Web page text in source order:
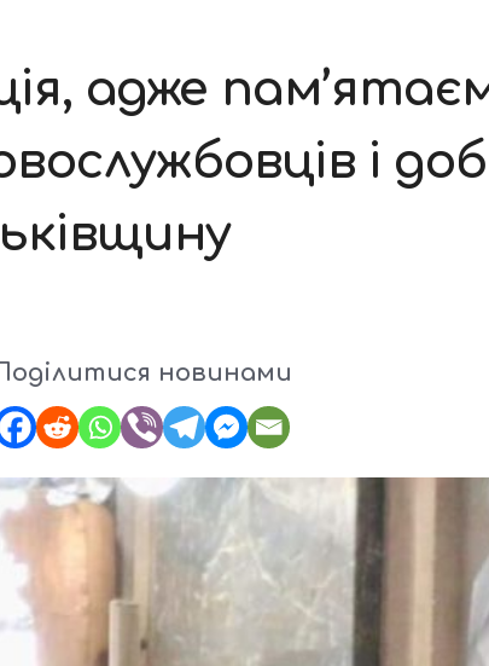
адже
і
новинами